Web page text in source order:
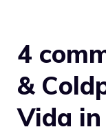
4
&
Vida in